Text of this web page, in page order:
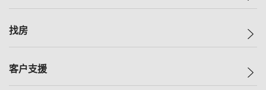
美联集团
人才招募
找房
一手新房
客户支援